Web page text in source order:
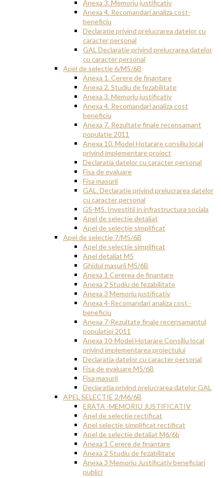
Anexa 3. Memoriu justificativ
Anexa 4. Recomandari analiza cost-
beneficiu
Declaratie privind prelucrarea datelor cu
caracter personal
GAL Declaratie privind prelucrarea datelor
cu caracter personal
Apel de selectie 6/M5/6B
Anexa 1. Cerere de finantare
Anexa 2. Studiu de fezabilitate
Anexa 3. Memoriu justificativ
Anexa 4. Recomandari analiza cost
beneficiu
Anexa 7. Rezultate finale recensamant
populatie 2011
Anexa 10. Model Hotarare consiliu local
privind implementare proiect
Declaratia datelor cu caracter personal
Fisa de evaluare
Fisa masurii
GAL. Declaratie privind prelucrarea datelor
cu caracter personal
GS-M5. Investitii in infrastructura sociala
Apel de selectie detaliat
Apel de selectie simplificat
Apel de selectie 7/M5/6B
Apel de selectie simplificat
Apel detaliat M5
Ghidul masurii M5/6B
Anexa 1 Cererea de finantare
Anexa 2 Studiu de fezabilitate
Anexa 3 Memoriu justificativ
Anexa 4-Recomandari analiza cost -
beneficiu
Anexa 7-Rezultate finale recensamantul
populatiei 2011
Anexa 10-Model Hotarare Consiliu local
privind implementarea proiectului
Declaratia datelor cu caracter personal
Fisa de evaluare M5/6B
Fisa masurii
Declaratia privind prelucrarea datelor GAL
APEL SELECTIE 2/M6/6B
ERATA -MEMORIU JUSTIFICATIV
Apel de selectie rectificat
Apel selectie simplificat rectificat
Apel de selectie detaliat M6/6b
Anexa 1 Cerere de finantare
Anexa 2 Studiu de fezabilitate
Anexa 3 Memoriu Justificativ beneficiari
publici